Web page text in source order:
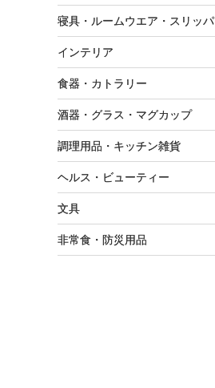
寝具・ルームウエア・スリッパ
インテリア
食器・カトラリー
酒器・グラス・マグカップ
調理用品・キッチン雑貨
ヘルス・ビューティー
文具
非常食・防災用品